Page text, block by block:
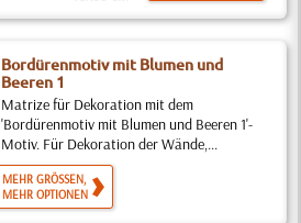
Bordürenmotiv mit Blumen und
Beeren 1
Matrize für Dekoration mit dem
'Bordürenmotiv mit Blumen und Beeren 1'-
Motiv. Für Dekoration der Wände,...
MEHR GRÖSSEN,
MEHR OPTIONEN